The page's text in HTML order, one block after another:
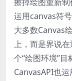
运用canvas符
大多数Canvas
上，而是界说
个“绘图环境”目
CanvasAPI也